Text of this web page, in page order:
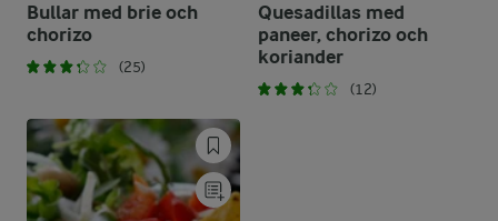
Bullar med brie och
chorizo
(25)
Quesadillas med
paneer, chorizo och
koriander
(12)